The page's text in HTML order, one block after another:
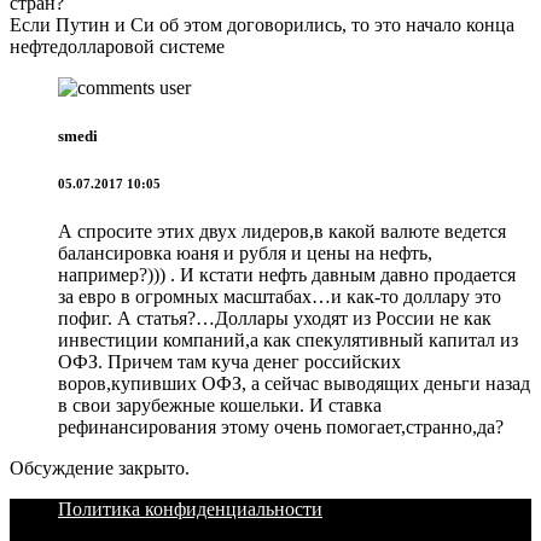
Если Путин и Си об этом договорились, то это начало конца
нефтедолларовой системе
smedi
05.07.2017 10:05
А спросите этих двух лидеров,в какой валюте ведется
балансировка юаня и рубля и цены на нефть,
например?))) . И кстати нефть давным давно продается
за евро в огромных масштабах…и как-то доллару это
пофиг. А статья?…Доллары уходят из России не как
инвестиции компаний,а как спекулятивный капитал из
ОФЗ. Причем там куча денег российских
воров,купивших ОФЗ, а сейчас выводящих деньги назад
в свои зарубежные кошельки. И ставка
рефинансирования этому очень помогает,странно,да?
Обсуждение закрыто.
Политика конфиденциальности